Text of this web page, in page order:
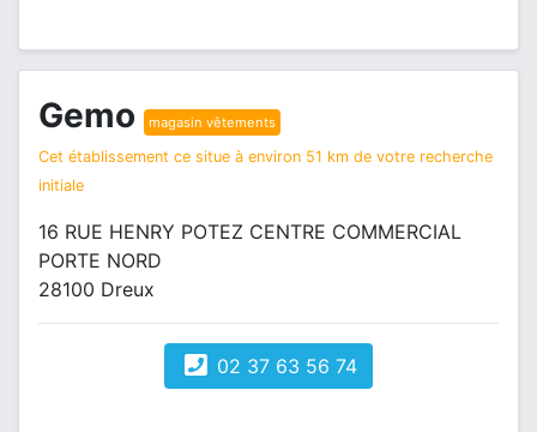
Gemo magasin vêtements
Cet établissement ce situe à environ 51 km de votre recherche
initiale
16 RUE HENRY POTEZ CENTRE COMMERCIAL
PORTE NORD
28100 Dreux
02 37 63 56 74